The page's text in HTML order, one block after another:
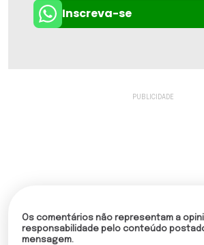
Inscreva-se
Os comentários não representam a
responsabilidade pelo conteúdo
mensagem.